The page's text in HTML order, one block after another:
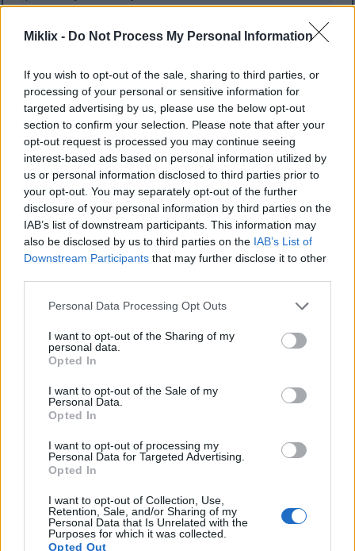
Miklix - Do Not Process My Personal Information
If you wish to opt-out of the sale, sharing to third parties, or
processing of your personal or sensitive information for
targeted advertising by us, please use the below opt-out
section to confirm your selection. Please note that after your
opt-out request is processed you may continue seeing
interest-based ads based on personal information utilized by
us or personal information disclosed to third parties prior to
your opt-out. You may separately opt-out of the further
disclosure of your personal information by third parties on the
IAB’s list of downstream participants. This information may
also be disclosed by us to third parties on the IAB’s List of
Downstream Participants that may further disclose it to other
Please note that this website/app uses one or more Google
not limited to your visit or usage behaviour. You may click to
grant or deny consent to Google and its third-party tags to
use your data for below specified purposes in below Google
consent section.
Personal Data Processing Opt Outs
I want to opt-out of the Sharing of my
personal data.
Opted In
I want to opt-out of the Sale of my
Personal Data.
Opted In
I want to opt-out of processing my
Personal Data for Targeted Advertising.
Opted In
I want to opt-out of Collection, Use,
Retention, Sale, and/or Sharing of my
Personal Data that Is Unrelated with the
Purposes for which it was collected.
Opted Out
merilima koji pokazuju 60–75°F (15–24°C) i opremom
za kućno pivo u toplom, meko osvetljenom okruženju
pivare.
rezolucije.
Slabljenje i tolerancija na
alkohol: planiranje recepta
Kada planirate recept sa Vieast 2565, od ključnog je
značaja da se uravnoteži slabljenje, originalna
gravitacija, i telo piva je. Ovaj soj je poznat po
visokom slabljenju, što rezultira oštrim završetkom
se usklađuju sa željenim osećajem u ustima.
Očekivano slabljenje i konačna
gravitacijaWyeast 2565 obično slabi između
gravitaciju Kolsch-a. Izračunajte svoju
originalnu gravitaciju da biste postigli
konačnu gravitaciju koja održava svetlo telo
piva. Skroman OG, postignut pilsner sladom i
dodirom pšenice, često rezultira hrskavim,
pitkim pivom.
Tolerancija na alkohol i stil uklapanja
Tolerancija na alkohol ovog kvasca je blizu
10% ABV, omogućavajući pivarima da